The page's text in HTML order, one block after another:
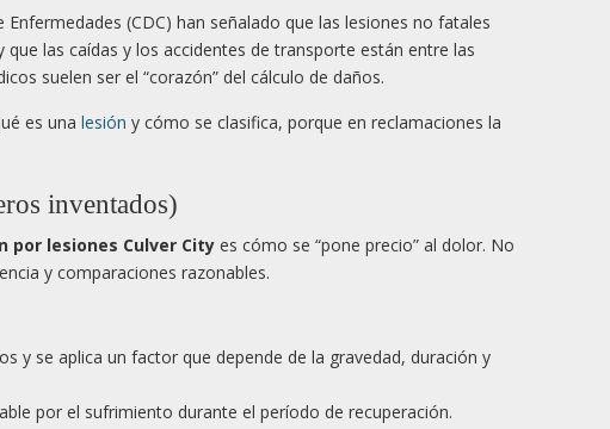
(CDC) han señalado que las lesiones no fatales
que las caídas y los accidentes de transporte están entre las
suelen ser el “corazón” del cálculo de daños.
es una lesión y cómo se clasifica, porque en reclamaciones la
inventados)
por lesiones Culver City es cómo se “pone precio” al dolor. No
y comparaciones razonables.
y se aplica un factor que depende de la gravedad, duración y
por el sufrimiento durante el período de recuperación.